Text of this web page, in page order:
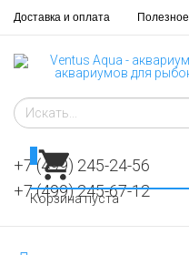
Доставка и оплата Полезное
+7 (499) 245-24-56
+7 (499) 245-67-12
Корзина пуста